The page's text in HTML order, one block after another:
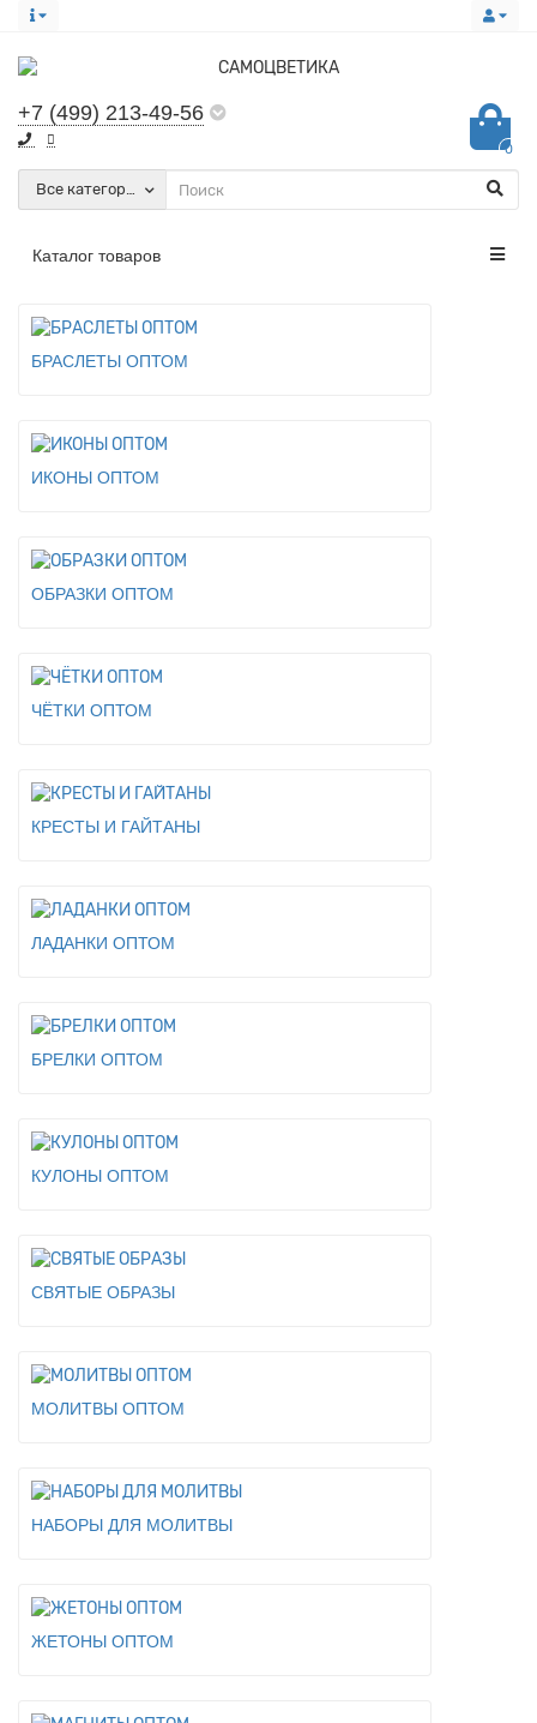
+7 (499) 213-49-56
0
Все категории
Каталог товаров
БРАСЛЕТЫ ОПТОМ
ИКОНЫ ОПТОМ
ОБРАЗКИ ОПТОМ
ЧЁТКИ ОПТОМ
КРЕСТЫ И ГАЙТАНЫ
ЛАДАНКИ ОПТОМ
БРЕЛКИ ОПТОМ
КУЛОНЫ ОПТОМ
СВЯТЫЕ ОБРАЗЫ
МОЛИТВЫ ОПТОМ
НАБОРЫ ДЛЯ МОЛИТВЫ
ЖЕТОНЫ ОПТОМ